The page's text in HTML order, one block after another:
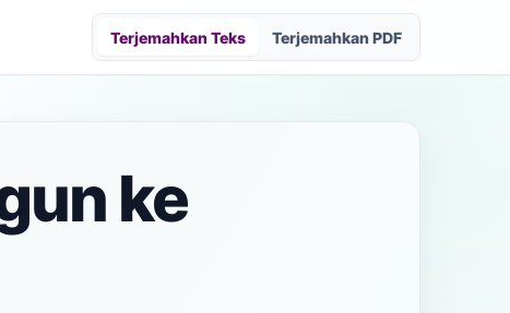
Terjemahkan Teks Terjemahkan PDF
ke